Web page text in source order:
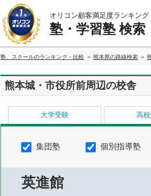
オリコン顧客満足度ランキング
塾・学習塾 検索
塾、スクールのランキング・比較 熊本県の路線検索
熊本城・市役所前周辺の校舎
大学受験 高
集団塾 個別指導塾
英進館